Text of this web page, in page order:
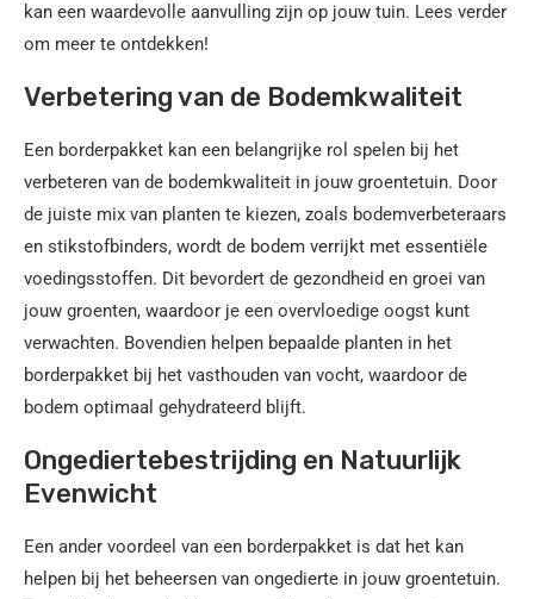
kan een waardevolle aanvulling zijn op jouw tuin. Lees verder
om meer te ontdekken!
Verbetering van de Bodemkwaliteit
Een borderpakket kan een belangrijke rol spelen bij het
verbeteren van de bodemkwaliteit in jouw groentetuin. Door
de juiste mix van planten te kiezen, zoals bodemverbeteraars
en stikstofbinders, wordt de bodem verrijkt met essentiële
voedingsstoffen. Dit bevordert de gezondheid en groei van
jouw groenten, waardoor je een overvloedige oogst kunt
verwachten. Bovendien helpen bepaalde planten in het
borderpakket bij het vasthouden van vocht, waardoor de
bodem optimaal gehydrateerd blijft.
Ongediertebestrijding en Natuurlijk
Evenwicht
Een ander voordeel van een borderpakket is dat het kan
helpen bij het beheersen van ongedierte in jouw groentetuin.